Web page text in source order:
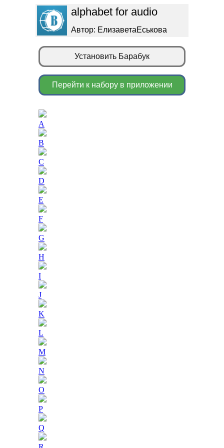
alphabet for audio
Автор: ЕлизаветаЕськова
Установить Барабук
Перейти к набору в приложении
A
B
C
D
E
F
G
H
I
J
K
L
M
N
O
P
Q